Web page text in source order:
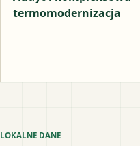
termomodernizacja
LOKALNE DANE